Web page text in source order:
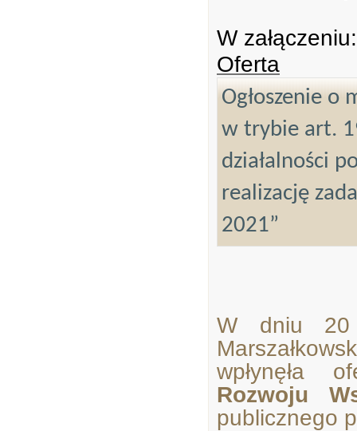
W załączeniu:
Oferta
Ogłoszenie o
w trybie art.
działalności
realizację
2021”
W dniu 20
wpłynęła
Rozwoju
publicznego